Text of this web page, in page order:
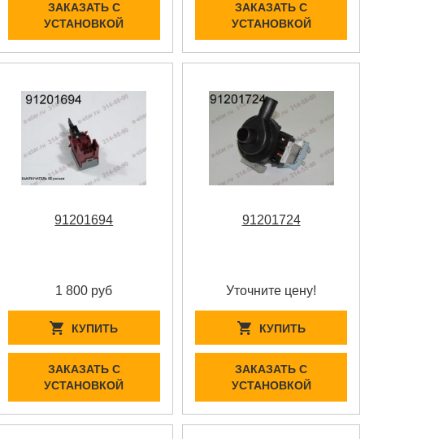
ЗАКАЗАТЬ С
УСТАНОВКОЙ
ЗАКАЗАТЬ С
УСТАНОВКОЙ
91201694
1 800 руб
КУПИТЬ
ЗАКАЗАТЬ С
УСТАНОВКОЙ
91201724
Уточните цену!
КУПИТЬ
ЗАКАЗАТЬ С
УСТАНОВКОЙ